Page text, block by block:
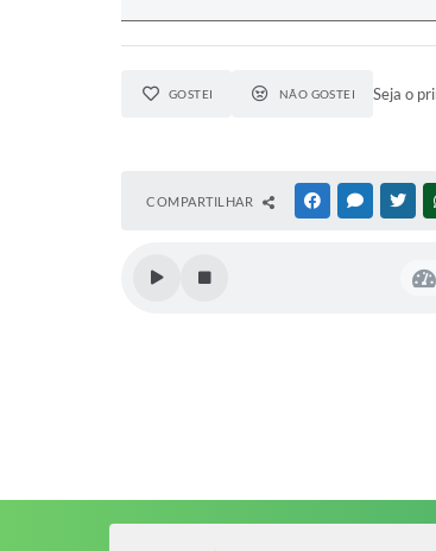
GOSTEI NÃO GOSTEI Seja o
COMPARTILHAR FACEBOOK